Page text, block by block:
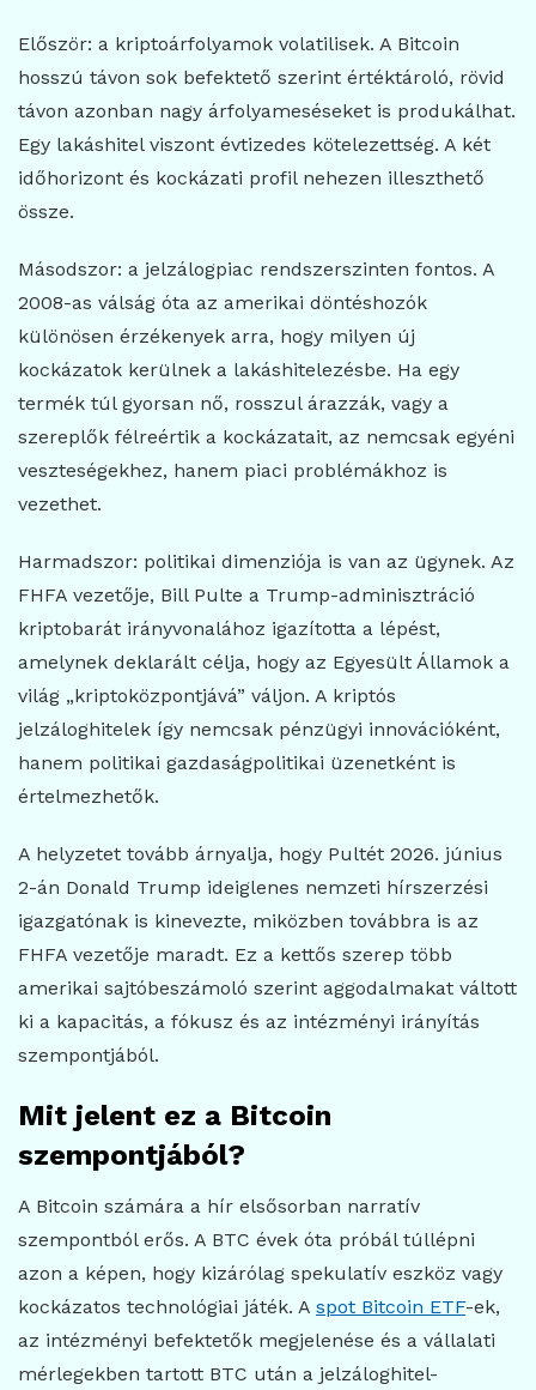
Először: a kriptoárfolyamok volatilisek. A Bitcoin
hosszú távon sok befektető szerint értéktároló, rövid
távon azonban nagy árfolyameséseket is produkálhat.
Egy lakáshitel viszont évtizedes kötelezettség. A két
időhorizont és kockázati profil nehezen illeszthető
össze.
Másodszor: a jelzálogpiac rendszerszinten fontos. A
2008-as válság óta az amerikai döntéshozók
különösen érzékenyek arra, hogy milyen új
kockázatok kerülnek a lakáshitelezésbe. Ha egy
termék túl gyorsan nő, rosszul árazzák, vagy a
szereplők félreértik a kockázatait, az nemcsak egyéni
veszteségekhez, hanem piaci problémákhoz is
vezethet.
Harmadszor: politikai dimenziója is van az ügynek. Az
FHFA vezetője, Bill Pulte a Trump-adminisztráció
kriptobarát irányvonalához igazította a lépést,
amelynek deklarált célja, hogy az Egyesült Államok a
világ „kriptoközpontjává” váljon. A kriptós
jelzáloghitelek így nemcsak pénzügyi innovációként,
hanem politikai gazdaságpolitikai üzenetként is
értelmezhetők.
A helyzetet tovább árnyalja, hogy Pultét 2026. június
2-án Donald Trump ideiglenes nemzeti hírszerzési
igazgatónak is kinevezte, miközben továbbra is az
FHFA vezetője maradt. Ez a kettős szerep több
amerikai sajtóbeszámoló szerint aggodalmakat váltott
ki a kapacitás, a fókusz és az intézményi irányítás
szempontjából.
Mit jelent ez a Bitcoin
szempontjából?
A Bitcoin számára a hír elsősorban narratív
szempontból erős. A BTC évek óta próbál túllépni
azon a képen, hogy kizárólag spekulatív eszköz vagy
kockázatos technológiai játék. A spot Bitcoin ETF-ek,
az intézményi befektetők megjelenése és a vállalati
mérlegekben tartott BTC után a jelzáloghitel-